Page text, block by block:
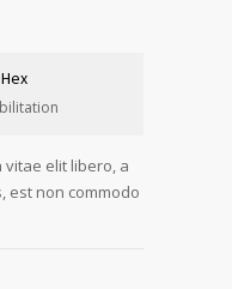
vitae elit libero, a
est non commodo